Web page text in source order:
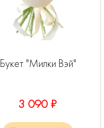
Букет "Милки Вэй"
3 090 ₽